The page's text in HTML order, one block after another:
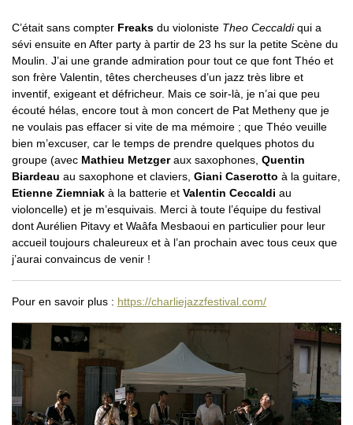
C’était sans compter Freaks du violoniste Theo Ceccaldiqui a
sévi ensuite en After party à partir de 23 hs sur la petite Scène du
Moulin. J’ai une grande admiration pour tout ce que font Théo et
son frère Valentin, têtes chercheuses d’un jazz très libre et
inventif, exigeant et défricheur. Mais ce soir-là, je n’ai que peu
écouté hélas, encore tout à mon concert de Pat Metheny que je
ne voulais pas effacer si vite de ma mémoire ; que Théo veuille
bien m’excuser, car le temps de prendre quelques photos du
groupe (avec Mathieu Metzgeraux saxophones, Quentin
Biardeau au saxophone et claviers, Giani Caserotto à la guitare,
Etienne Ziemniak à la batterie et Valentin Ceccaldi au
violoncelle) et je m’esquivais. Merci à toute l’équipe du festival
dont Aurélien Pitavy et Waâfa Mesbaoui en particulier pour leur
accueil toujours chaleureux et à l’an prochain avec tous ceux que
j’aurai convaincus de venir !
Pour en savoir plus : https://charliejazzfestival.com/